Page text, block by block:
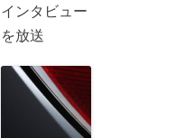
インタビュー
を放送